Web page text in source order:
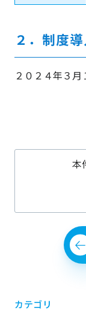
２．制度
２０２４年３月
本
カテゴリ